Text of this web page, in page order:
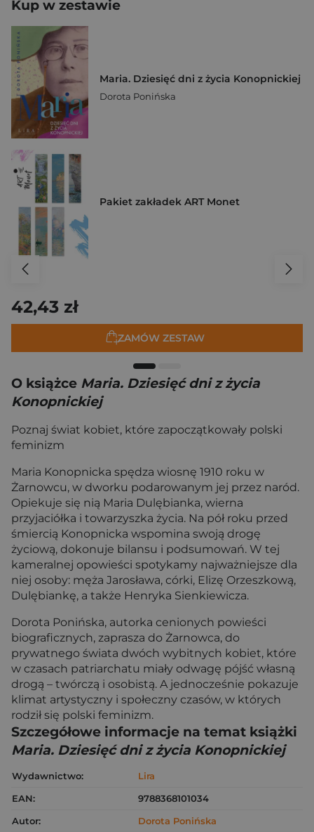
Kup w zestawie
Maria. Dziesięć dni z życia Konopnickiej
Dorota Ponińska
Pakiet zakładek ART Monet
42,43 zł
ZAMÓW ZESTAW
O książce Maria. Dziesięć dni z życia
Konopnickiej
Poznaj świat kobiet, które zapoczątkowały polski
feminizm
Maria Konopnicka spędza wiosnę 1910 roku w
Żarnowcu, w dworku podarowanym jej przez naród.
Opiekuje się nią Maria Dulębianka, wierna
przyjaciółka i towarzyszka życia. Na pół roku przed
śmiercią Konopnicka wspomina swoją drogę
życiową, dokonuje bilansu i podsumowań. W tej
kameralnej opowieści spotykamy najważniejsze dla
niej osoby: męża Jarosława, córki, Elizę Orzeszkową,
Dulębiankę, a także Henryka Sienkiewicza.
Dorota Ponińska, autorka cenionych powieści
biograficznych, zaprasza do Żarnowca, do
prywatnego świata dwóch wybitnych kobiet, które
w czasach patriarchatu miały odwagę pójść własną
drogą – twórczą i osobistą. A jednocześnie pokazuje
klimat artystyczny i społeczny czasów, w których
rodził się polski feminizm.
Szczegółowe informacje na temat książki
Maria. Dziesięć dni z życia Konopnickiej
Wydawnictwo:
Lira
EAN:
9788368101034
Autor:
Dorota Ponińska